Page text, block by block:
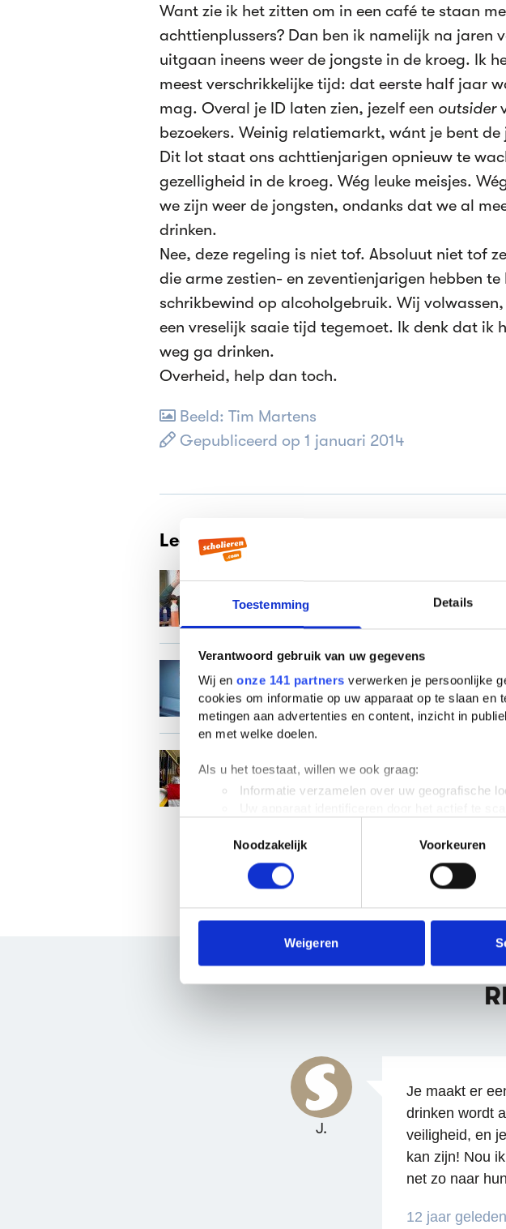
Toestemming Details
Verantwoord gebruik van uw gegevens
Wij en onze 141 partners verwerken je persoonlijke
cookies om informatie op uw apparaat op te slaan en
metingen aan advertenties en content, inzicht in
en met welke doelen.
Als u het toestaat, willen we ook graag:
Informatie verzamelen over uw geografische
toestemming op elk moment wijzigen of intrekken in
We gebruiken cookies om content en advertenties te
media, adverteren en analyse. Deze partners
verstrekt of die ze hebben verzameld op basis van
Noodzakelijk
Voorkeuren
Weigeren
Want zie ik het zitten om in een café te staan
achttienplussers? Dan ben ik namelijk na jaren
uitgaan ineens weer de jongste in de kroeg. Ik
meest verschrikkelijke tijd: dat eerste half jaar
mag. Overal je ID laten zien, jezelf een outsider
bezoekers. Weinig relatiemarkt, wánt je bent de
Dit lot staat ons achttienjarigen opnieuw te
gezelligheid in de kroeg. Wég leuke meisjes.
we zijn weer de jongsten, ondanks dat we al
drinken.
Nee, deze regeling is niet tof. Absoluut niet tof
die arme zestien- en zeventienjarigen hebben
schrikbewind op alcoholgebruik. Wij
een vreselijk saaie tijd tegemoet. Ik denk dat ik
weg ga drinken.
Overheid, help dan toch.
Beeld: Tim Martens
Gepubliceerd op 1 januari 2014
Lees verder
Stelling: leraren verdienen te
persoonlijke interesses'
J.
Je maakt er
drinken wordt
veiligheid, en
kan zijn! Nou
net zo naar
12 jaar geleden